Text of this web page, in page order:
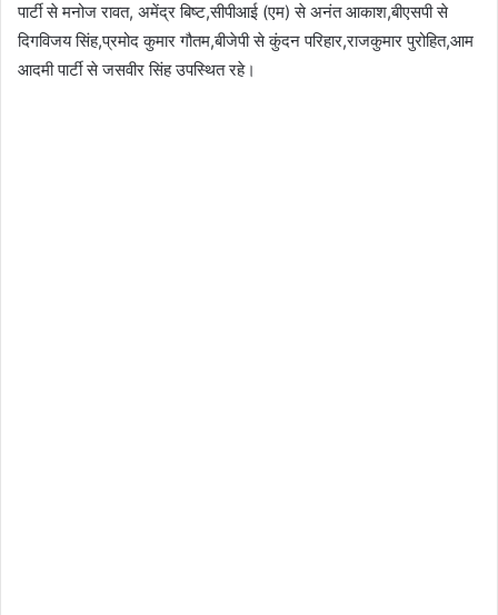
पार्टी से मनोज रावत, अमेंद्र बिष्ट,सीपीआई (एम) से अनंत आकाश,बीएसपी से
दिगविजय सिंह,प्रमोद कुमार गौतम,बीजेपी से कुंदन परिहार,राजकुमार पुरोहित,आम
आदमी पार्टी से जसवीर सिंह उपस्थित रहे।